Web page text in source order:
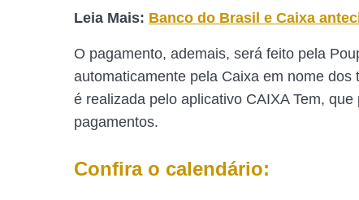
Leia Mais: Banco do Brasil e Caixa
O pagamento, ademais, será feito pela
automaticamente pela Caixa em nome
é realizada pelo aplicativo CAIXA Tem,
pagamentos.
Confira o calendário: